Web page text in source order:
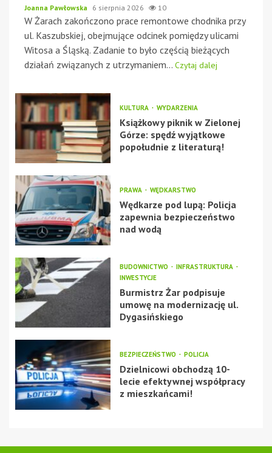
Joanna Pawłowska 6 sierpnia 2026 10
W Żarach zakończono prace remontowe chodnika przy
ul. Kaszubskiej, obejmujące odcinek pomiędzy ulicami
Witosa a Śląską. Zadanie to było częścią bieżących
działań związanych z utrzymaniem... Czytaj dalej
KULTURA WYDARZENIA
Książkowy piknik w Zielonej
Górze: spędź wyjątkowe
popołudnie z literaturą!
PRAWA WĘDKARSTWO
Wędkarze pod lupą: Policja
zapewnia bezpieczeństwo
nad wodą
BUDOWNICTWO
INFRASTRUKTURA
INWESTYCJE
Burmistrz Żar podpisuje
umowę na modernizację ul.
Dygasińskiego
BEZPIECZEŃSTWO POLICJA
Dzielnicowi obchodzą 10-
lecie efektywnej współpracy
z mieszkańcami!